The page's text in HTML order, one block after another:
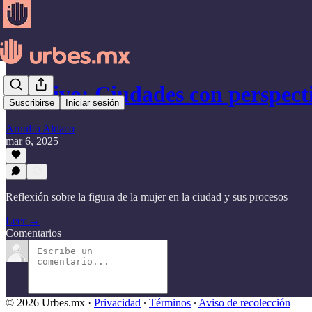
Suscribirse Iniciar sesión
Archivo: Ciudades con
Arnulfo Aldaco
mar 6, 2025
Reflexión sobre la figura de la mujer en la ciudad y sus procesos
Leer →
Comentarios
© 2026 Urbes.mx · Privacidad ∙ Términos ∙ Aviso de recolección